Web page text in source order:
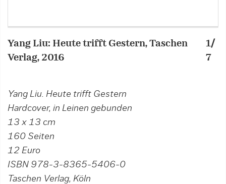
Yang Liu: Heute trifft Gestern, Taschen
Verlag, 2016
1/
7
Yang Liu. Heute trifft Gestern
Hardcover, in Leinen gebunden
13 x 13 cm
160 Seiten
12 Euro
ISBN 978-3-8365-5406-0
Taschen Verlag, Köln